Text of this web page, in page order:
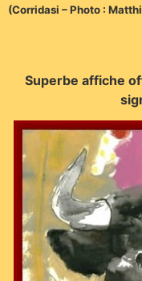
(Corridasi – Photo :
Superbe affiche